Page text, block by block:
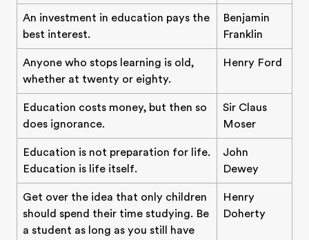
An investment in education pays the
best interest.
Benjamin
Franklin
Anyone who stops learning is old,
whether at twenty or eighty.
Henry Ford
Education costs money, but then so
does ignorance.
Sir Claus
Moser
Education is not preparation for life.
Education is life itself.
John
Dewey
Get over the idea that only children
should spend their time studying. Be
a student as long as you still have
Henry
Doherty